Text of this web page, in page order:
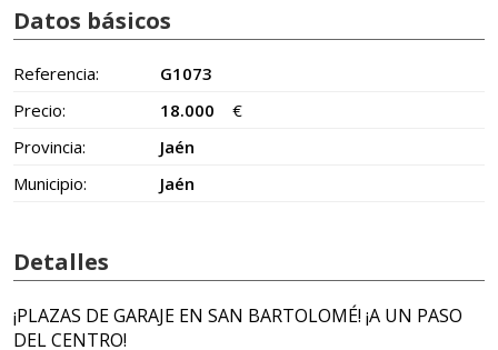
Datos básicos
Referencia:
G1073
Precio:
18.000
€
Provincia:
Jaén
Municipio:
Jaén
Detalles
¡PLAZAS DE GARAJE EN SAN BARTOLOMÉ! ¡A UN PASO
DEL CENTRO!